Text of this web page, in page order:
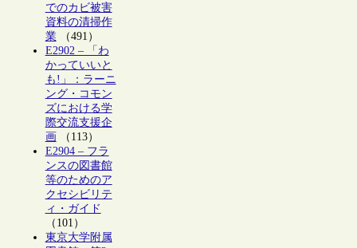
でのカビ被害
資料の清掃作
業（491）
E2902 – 「わ
かっていいと
も!」：ラーニ
ング・コモン
ズにおける学
際交流支援企
画（113）
E2904 – フラ
ンスの図書館
等のためのア
クセシビリテ
ィ・ガイド
（101）
東京大学附属